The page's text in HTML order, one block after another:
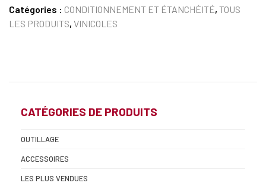
Catégories : CONDITIONNEMENT ET ÉTANCHÉITÉ, TOUS
LES PRODUITS, VINICOLES
CATÉGORIES DE PRODUITS
OUTILLAGE
ACCESSOIRES
LES PLUS VENDUES